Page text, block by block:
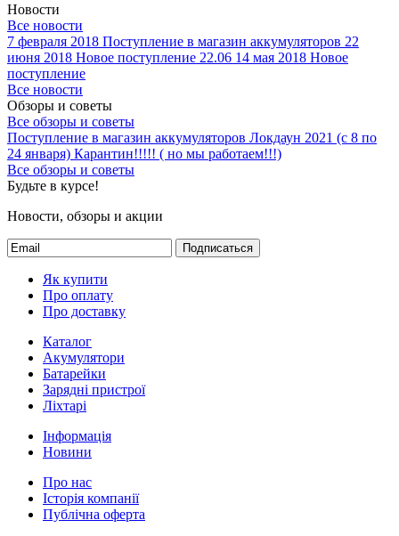
Новости
Все новости
7 февраля 2018 Поступление в магазин аккумуляторов 22
июня 2018 Новое поступление 22.06 14 мая 2018 Новое
поступление
Все новости
Обзоры и советы
Все обзоры и советы
Поступление в магазин аккумуляторов Локдаун 2021 (с 8 по
24 января) Карантин!!!!! ( но мы работаем!!!)
Все обзоры и советы
Будьте в курсе!
Новости, обзоры и акции
Подписаться
Як купити
Про оплату
Про доставку
Каталог
Акумулятори
Батарейки
Зарядні пристрої
Ліхтарі
Інформація
Новини
Про нас
Історія компанії
Публічна оферта